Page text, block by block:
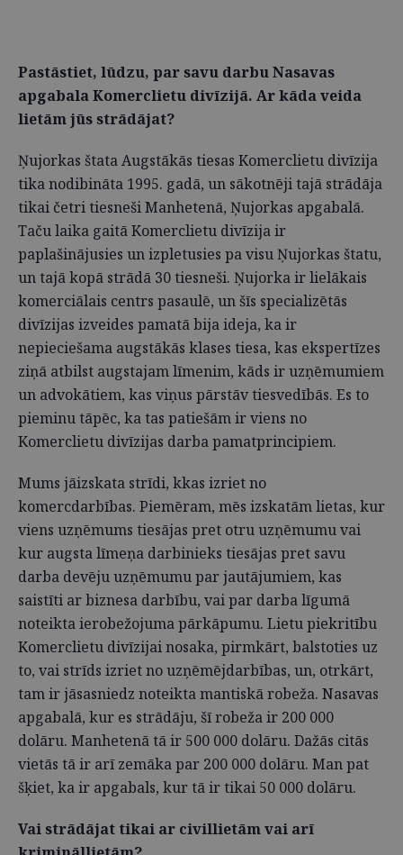
Pastāstiet, lūdzu, par savu darbu Nasavas
apgabala Komerclietu divīzijā. Ar kāda veida
lietām jūs strādājat?
Ņujorkas štata Augstākās tiesas Komerclietu divīzija
tika nodibināta 1995. gadā, un sākotnēji tajā strādāja
tikai četri tiesneši Manhetenā, Ņujorkas apgabalā.
Taču laika gaitā Komerclietu divīzija ir
paplašinājusies un izpletusies pa visu Ņujorkas štatu,
un tajā kopā strādā 30 tiesneši. Ņujorka ir lielākais
komerciālais centrs pasaulē, un šīs specializētās
divīzijas izveides pamatā bija ideja, ka ir
nepieciešama augstākās klases tiesa, kas ekspertīzes
ziņā atbilst augstajam līmenim, kāds ir uzņēmumiem
un advokātiem, kas viņus pārstāv tiesvedībās. Es to
pieminu tāpēc, ka tas patiešām ir viens no
Komerclietu divīzijas darba pamatprincipiem.
Mums jāizskata strīdi, kkas izriet no
komercdarbības. Piemēram, mēs izskatām lietas, kur
viens uzņēmums tiesājas pret otru uzņēmumu vai
kur augsta līmeņa darbinieks tiesājas pret savu
darba devēju uzņēmumu par jautājumiem, kas
saistīti ar biznesa darbību, vai par darba līgumā
noteikta ierobežojuma pārkāpumu. Lietu piekritību
Komerclietu divīzijai nosaka, pirmkārt, balstoties uz
to, vai strīds izriet no uzņēmējdarbības, un, otrkārt,
tam ir jāsasniedz noteikta mantiskā robeža. Nasavas
apgabalā, kur es strādāju, šī robeža ir 200 000
dolāru. Manhetenā tā ir 500 000 dolāru. Dažās citās
vietās tā ir arī zemāka par 200 000 dolāru. Man pat
šķiet, ka ir apgabals, kur tā ir tikai 50 000 dolāru.
Vai strādājat tikai ar civillietām vai arī